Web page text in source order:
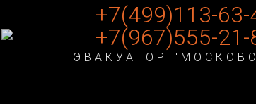
+7(499)113-63-
+7(967)555-21-
ЭВАКУАТОР